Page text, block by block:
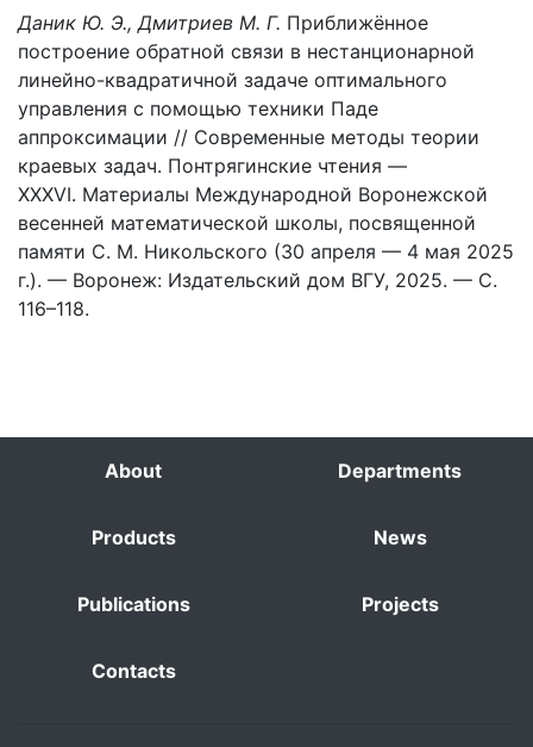
Даник Ю. Э., Дмитриев М. Г. Приближённое
построение обратной связи в нестанционарной
линейно-квадратичной задаче оптимального
управления с помощью техники Паде
аппроксимации // Современные методы теории
краевых задач. Понтрягинские чтения —
XXXVI. Материалы Международной Воронежской
весенней математической школы, посвященной
памяти С. М. Никольского (30 апреля — 4 мая 2025
г.). — Воронеж: Издательский дом ВГУ, 2025. — С.
116–118.
About Departments
Products News
Publications Projects
Contacts